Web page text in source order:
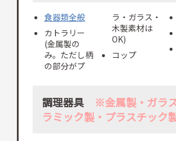
食器類全般
カトラリー
(金属製の
み。ただし柄
の部分がプ
ラ・ガラス・
木製素材は
OK)
コップ
調理器具 ※金属製・ガラ
ラミック製・プラスチック